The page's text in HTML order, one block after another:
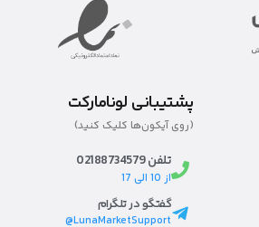
پشتیبانی لونامارکت
(روی آیکون‌ها کلیک کنید)
تلفن 02188734579
از 10 الی 17
گفتگو در تلگرام
LunaMarketSupport@